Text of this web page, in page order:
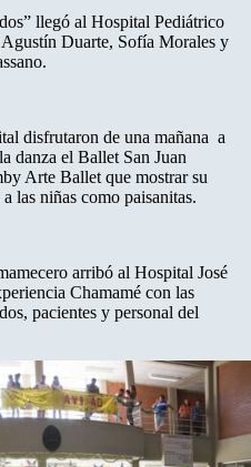
llegó al Hospital Pediátrico
Duarte, Sofía Morales y
disfrutaron de una mañana a
danza el Ballet San Juan
Arte Ballet que mostrar su
las niñas como paisanitas.
arribó al Hospital José
Chamamé con las
pacientes y personal del